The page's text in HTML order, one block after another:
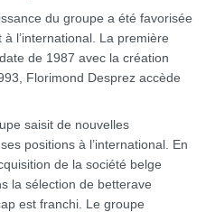
du groupe a été favorisée
l’international. La première
de 1987 avec la création
Florimond Desprez accède
saisit de nouvelles
positions à l’international. En
de la société belge
la sélection de betterave
est franchi. Le groupe